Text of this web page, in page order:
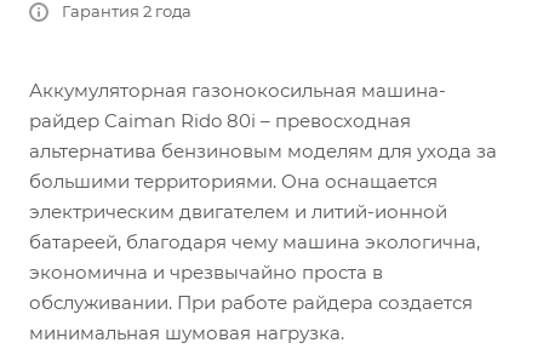
Гарантия 2 года
Аккумуляторная газонокосильная машина-
райдер Caiman Rido 80i – превосходная
альтернатива бензиновым моделям для ухода за
большими территориями. Она оснащается
электрическим двигателем и литий-ионной
батареей, благодаря чему машина экологична,
экономична и чрезвычайно проста в
обслуживании. При работе райдера создается
минимальная шумовая нагрузка.